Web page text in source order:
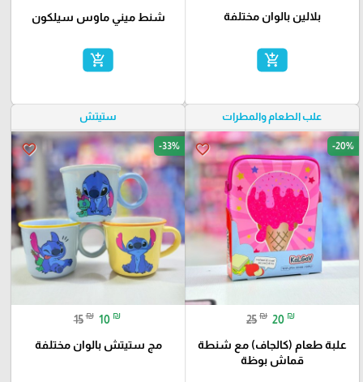
بلالين بالوان مختلفة
add_shopping_cart
شنط ميني ماوس سيلكون
add_shopping_cart
علب الطعام والمطرات
favorite_border -20%
25 ₪ 20 ₪
علبة طعام (كالجاف) مع شنطة
قماش بوظة
ستيتش
favorite_border -33%
15 ₪ 10 ₪
مج ستيتش بالوان مختلفة